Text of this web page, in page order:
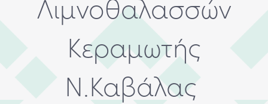
Κεραμωτής
Ν.Καβάλας